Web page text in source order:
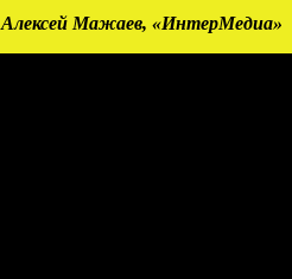
Алексей Мажаев, «ИнтерМедиа»